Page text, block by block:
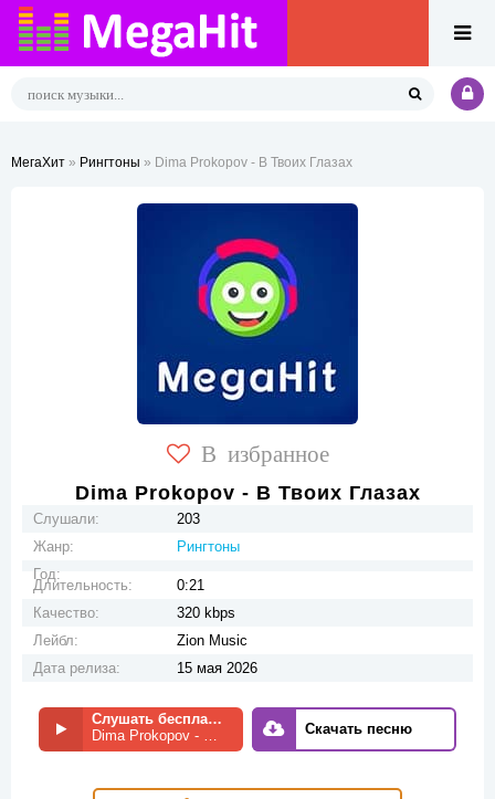
МегаХит » Рингтоны » Dima Prokopov - В Твоих Глазах
В избранное
Dima Prokopov - В Твоих Глазах
Слушали:
203
Жанр:
Рингтоны
Год:
Длительность:
0:21
Качество:
320 kbps
Лейбл:
Zion Music
Дата релиза:
15 мая 2026
Слушать бесплатно
Dima Prokopov - В Твоих Глазах
Скачать песню